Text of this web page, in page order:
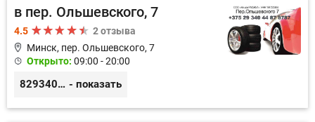
в пер. Ольшевского, 7
4.5
2 отзыва
Минск, пер. Ольшевского, 7
Открыто: 09:00 - 20:00
8293404487 - показать